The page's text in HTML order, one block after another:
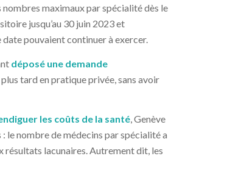
nombres maximaux par spécialité dès le
jusqu’au 30 juin 2023 et
pouvaient continuer à exercer.
déposé une demande
tard en pratique privée, sans avoir
les coûts de la santé, Genève
le nombre de médecins par spécialité a
résultats lacunaires. Autrement dit, les